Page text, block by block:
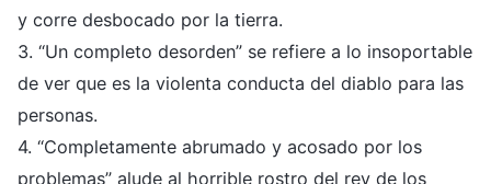
y corre desbocado por la tierra.
3. “Un completo desorden” se refiere a lo insoportable
de ver que es la violenta conducta del diablo para las
personas.
4. “Completamente abrumado y acosado por los
problemas” alude al horrible rostro del rey de los